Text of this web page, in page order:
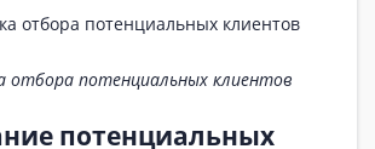
отбора потенциальных клиентов
потенциальных